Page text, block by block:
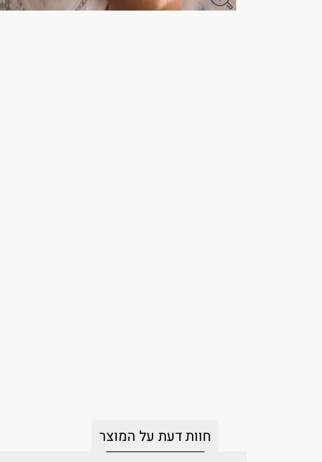
חוות דעת על המוצר